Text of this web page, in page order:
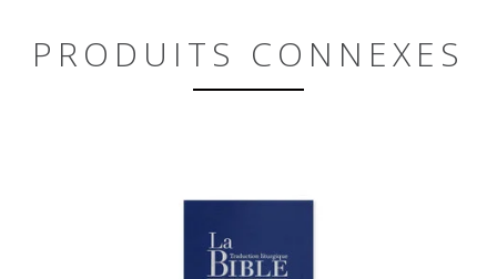
PRODUITS CONNEXES